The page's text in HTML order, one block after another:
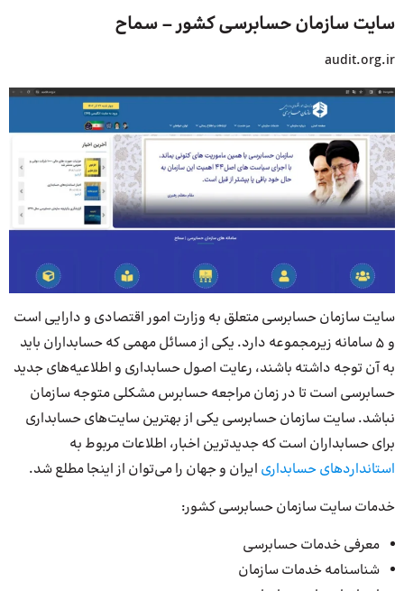
سایت سازمان حسابرسی کشور – سماح
audit.org.ir
سایت سازمان حسابرسی متعلق به وزارت امور اقتصادی و دارایی است
و 5 سامانه زیرمجموعه دارد. یکی از مسائل مهمی که حسابداران باید
به آن توجه داشته باشند، رعایت اصول حسابداری و اطلاعیه‌های جدید
حسابرسی است تا در زمان مراجعه حسابرس مشکلی متوجه سازمان
نباشد. سایت سازمان حسابرسی یکی از بهترین سایت‌های حسابداری
برای حسابداران است که جدیدترین اخبار، اطلاعات مربوط به
استانداردهای حسابداری ایران و جهان را می‌توان از اینجا مطلع شد.
خدمات سایت سازمان حسابرسی کشور:
معرفی خدمات حسابرسی
شناسنامه خدمات سازمان